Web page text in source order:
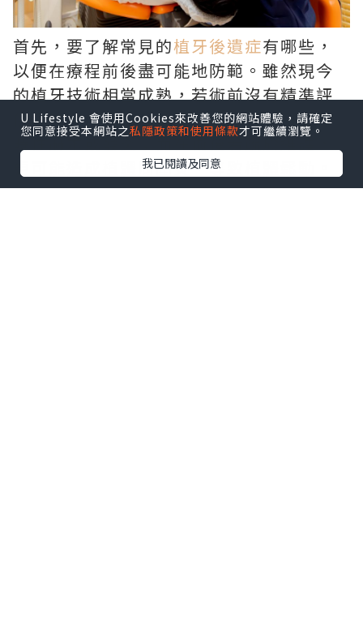
首先，要了解常見的植牙後遺症有哪些，
以便在療程前後盡可能地防範。雖然現今
的植牙技術相當成熟，若術前沒有精準評
估骨質條件與血管神經走向，可能引發暫
時性麻木或發炎；而在術後若疏於維護，
更可能造成植體周圍炎，導致植體鬆動。
建立良好潔牙習慣並定期回診追蹤，就能
U Lifestyle 會使用Cookies來改善您的網站體驗，請確定
您同意接受本網站之私隱政策和使用條款才可繼續瀏覽。
我已閱讀及同意